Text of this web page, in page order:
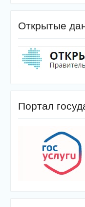
Открытые
Портал